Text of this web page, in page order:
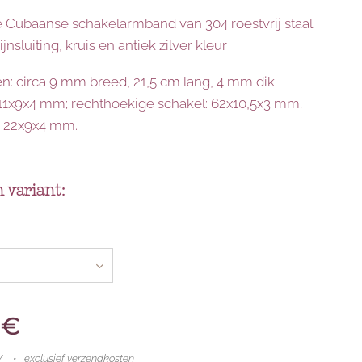
Cubaanse schakelarmband van 304 roestvrij staal
kruis en antiek zilver kleur
circa 9 mm breed, 21,5 cm lang, 4 mm dik
mm; rechthoekige schakel: 62x10,5x3 mm;
mm.
variant:
exclusief verzendkosten